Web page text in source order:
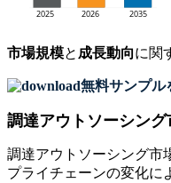
市場規模と成長動向に関
無料サンプル
調達アウトソーシング
調達アウトソーシング市
プライチェーンの変化に